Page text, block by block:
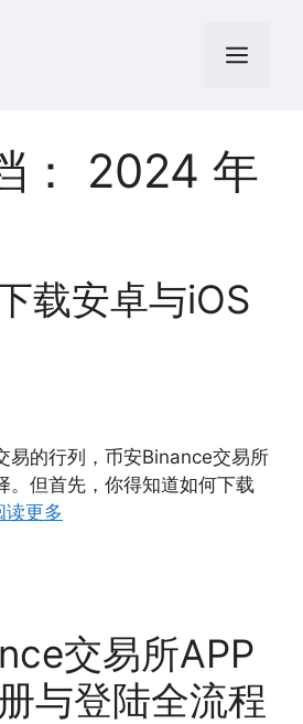
菜
： 2024 年
载安卓与iOS
易的行列，币安Binance交易所
。但首先，你得知道如何下载
读更多
交易所APP
与登陆全流程